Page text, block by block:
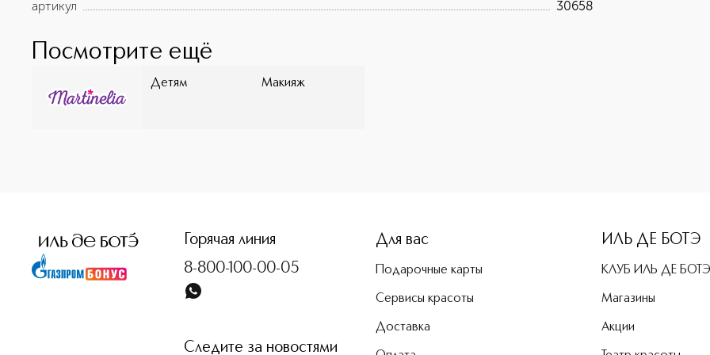
артикул
30658
Посмотрите ещё
Детям Макияж
Горячая линия
8-800-100-00-05
Следите за новостями
Для вас
Подарочные карты
Сервисы красоты
Доставка
ИЛЬ ДЕ БОТЭ
КЛУБ ИЛЬ ДЕ БОТЭ
Магазины
Акции